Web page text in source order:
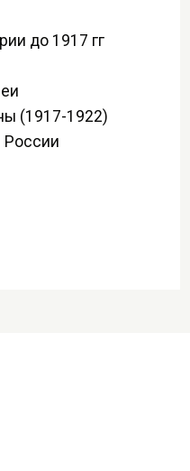
до 1917 гг
(1917-1922)
России